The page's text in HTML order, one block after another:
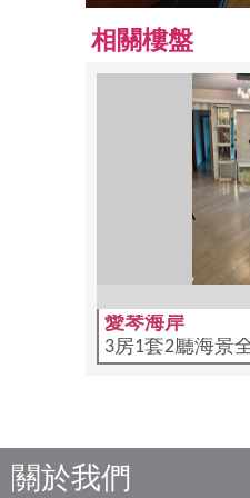
相關樓盤
愛琴海岸
3房1套2廳海景
關於我們